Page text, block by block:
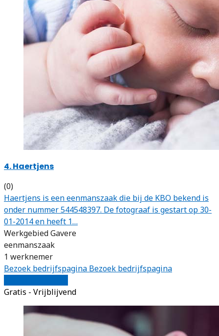
4. Haertjens
(0)
Haertjens is een eenmanszaak die bij de KBO bekend is
onder nummer 544548397. De fotograaf is gestart op 30-
01-2014 en heeft 1…
Werkgebied Gavere
eenmanszaak
1 werknemer
Bezoek bedrijfspagina Bezoek bedrijfspagina
Gratis - Vrijblijvend